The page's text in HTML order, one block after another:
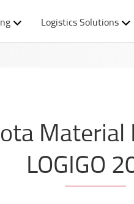
Logistics Solutions
LOGIGO